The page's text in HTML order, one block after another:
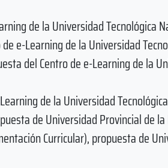
de la Universidad Tecnológica
e-Learning de la Universidad
del Centro de e-Learning de la
de la Universidad
de Universidad Provincial de la
Curricular), propuesta de